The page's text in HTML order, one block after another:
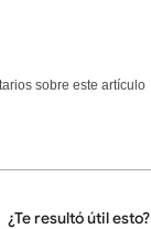
sobre este artículo
¿Te resultó útil esto?